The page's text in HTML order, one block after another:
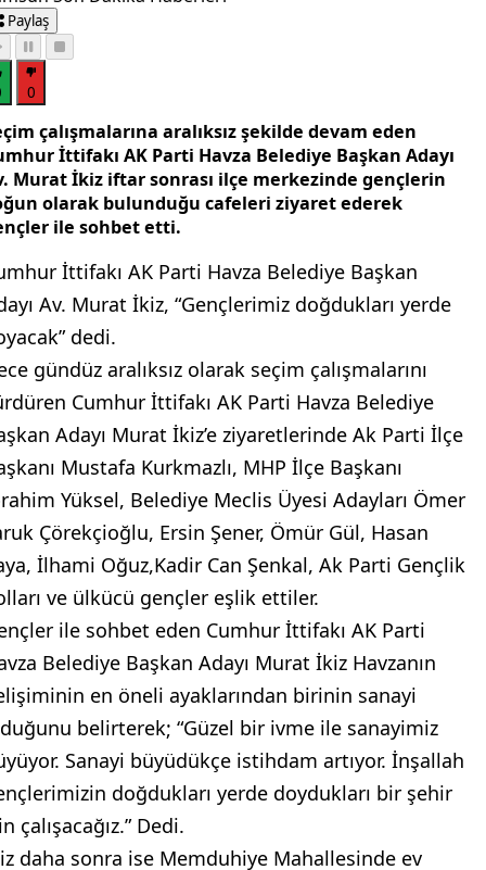
Paylaş
0
çalışmalarına aralıksız şekilde devam eden
İttifakı AK Parti Havza Belediye Başkan Adayı
Murat İkiz iftar sonrası ilçe merkezinde gençlerin
olarak bulunduğu cafeleri ziyaret ederek
ile sohbet etti.
İttifakı AK Parti Havza Belediye Başkan
Av. Murat İkiz, “Gençlerimiz doğdukları yerde
dedi.
gündüz aralıksız olarak seçim çalışmalarını
Cumhur İttifakı AK Parti Havza Belediye
Adayı Murat İkiz’e ziyaretlerinde Ak Parti İlçe
Mustafa Kurkmazlı, MHP İlçe Başkanı
Yüksel, Belediye Meclis Üyesi Adayları Ömer
Çörekçioğlu, Ersin Şener, Ömür Gül, Hasan
İlhami Oğuz,Kadir Can Şenkal, Ak Parti Gençlik
ve ülkücü gençler eşlik ettiler.
ile sohbet eden Cumhur İttifakı AK Parti
Belediye Başkan Adayı Murat İkiz Havzanın
en öneli ayaklarından birinin sanayi
belirterek; “Güzel bir ivme ile sanayimiz
Sanayi büyüdükçe istihdam artıyor. İnşallah
doğdukları yerde doydukları bir şehir
çalışacağız.” Dedi.
daha sonra ise Memduhiye Mahallesinde ev